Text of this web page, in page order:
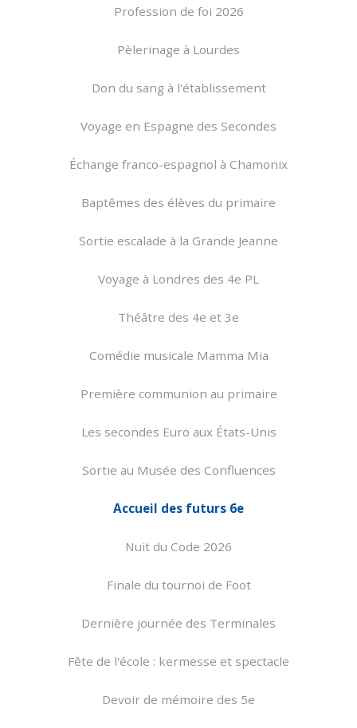
Profession de foi 2026
Pèlerinage à Lourdes
Don du sang à l'établissement
Voyage en Espagne des Secondes
Échange franco-espagnol à Chamonix
Baptêmes des élèves du primaire
Sortie escalade à la Grande Jeanne
Voyage à Londres des 4e PL
Théâtre des 4e et 3e
Comédie musicale Mamma Mia
Première communion au primaire
Les secondes Euro aux États-Unis
Sortie au Musée des Confluences
Accueil des futurs 6e
Nuit du Code 2026
Finale du tournoi de Foot
Dernière journée des Terminales
Fête de l'école : kermesse et spectacle
Devoir de mémoire des 5e